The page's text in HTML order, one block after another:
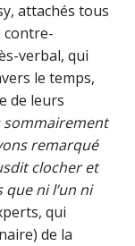
attachés tous
contre-
verbal, qui
le temps,
de leurs
sommairement
remarqué
clocher et
ni l’un ni
qui
de la